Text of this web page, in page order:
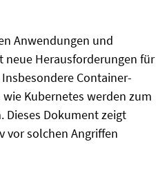
Anwendungen und
neue Herausforderungen für
Container-
Kubernetes werden zum
Dieses Dokument zeigt
vor solchen Angriffen